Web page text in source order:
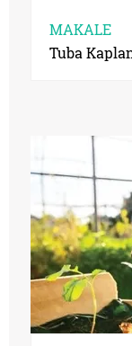
MAKALE
Tuba